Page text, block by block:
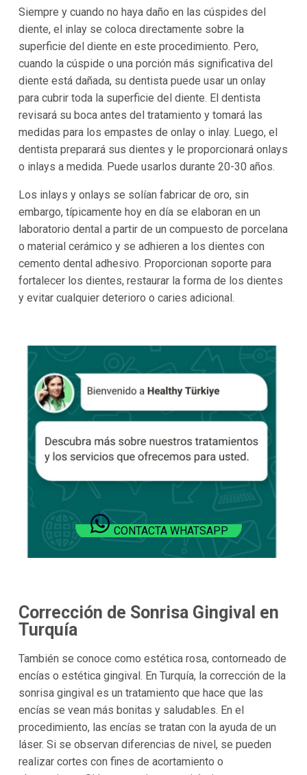
Siempre y cuando no haya daño en las cúspides del
diente, el inlay se coloca directamente sobre la
superficie del diente en este procedimiento. Pero,
cuando la cúspide o una porción más significativa del
diente está dañada, su dentista puede usar un onlay
para cubrir toda la superficie del diente. El dentista
revisará su boca antes del tratamiento y tomará las
medidas para los empastes de onlay o inlay. Luego, el
dentista preparará sus dientes y le proporcionará onlays
o inlays a medida. Puede usarlos durante 20-30 años.
Los inlays y onlays se solían fabricar de oro, sin
embargo, típicamente hoy en día se elaboran en un
laboratorio dental a partir de un compuesto de porcelana
o material cerámico y se adhieren a los dientes con
cemento dental adhesivo. Proporcionan soporte para
fortalecer los dientes, restaurar la forma de los dientes
y evitar cualquier deterioro o caries adicional.
CONTACTA WHATSAPP
Corrección de Sonrisa Gingival en
Turquía
También se conoce como estética rosa, contorneado de
encías o estética gingival. En Turquía, la corrección de la
sonrisa gingival es un tratamiento que hace que las
encías se vean más bonitas y saludables. En el
procedimiento, las encías se tratan con la ayuda de un
láser. Si se observan diferencias de nivel, se pueden
realizar cortes con fines de acortamiento o